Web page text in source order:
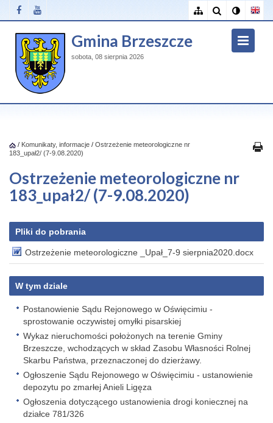
Gmina Brzeszcze
sobota, 08 sierpnia 2026
/ Komunikaty, informacje / Ostrzeżenie meteorologiczne nr
183_upał2/ (7-9.08.2020)
Ostrzeżenie meteorologiczne nr
183_upał2/ (7-9.08.2020)
Pliki do pobrania
Ostrzeżenie meteorologiczne _Upał_7-9 sierpnia2020.docx
W tym dziale
Postanowienie Sądu Rejonowego w Oświęcimiu -
sprostowanie oczywistej omyłki pisarskiej
Wykaz nieruchomości położonych na terenie Gminy
Brzeszcze, wchodzących w skład Zasobu Własności Rolnej
Skarbu Państwa, przeznaczonej do dzierżawy.
Ogłoszenie Sądu Rejonowego w Oświęcimiu - ustanowienie
depozytu po zmarłej Anieli Ligęza
Ogłoszenia dotyczącego ustanowienia drogi koniecznej na
działce 781/326